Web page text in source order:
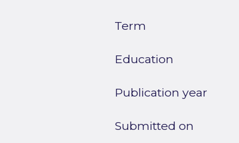
Term
Education
Publication year
Submitted on